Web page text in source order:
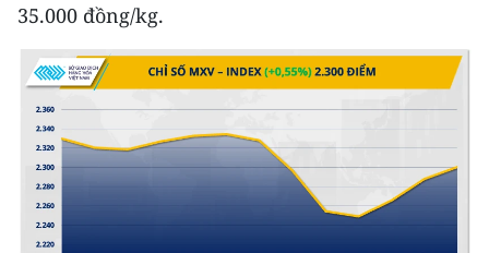
NHÂN DÂN HẰNG THÁNG
MUA BÁO
ĐỌC BÁO IN
ENGLISH
35.000 đồng/kg.